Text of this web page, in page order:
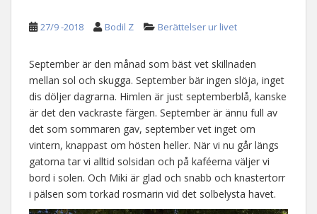
27/9 -2018 Bodil Z Berättelser ur livet
September är den månad som bäst vet skillnaden
mellan sol och skugga. September bär ingen slöja, inget
dis döljer dagrarna. Himlen är just septemberblå, kanske
är det den vackraste färgen. September är ännu full av
det som sommaren gav, september vet inget om
vintern, knappast om hösten heller. När vi nu går längs
gatorna tar vi alltid solsidan och på kaféerna väljer vi
bord i solen. Och Miki är glad och snabb och knastertorr
i pälsen som torkad rosmarin vid det solbelysta havet.